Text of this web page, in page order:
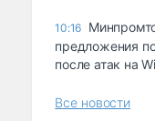
10:16
предложения
после атак на
Все новости